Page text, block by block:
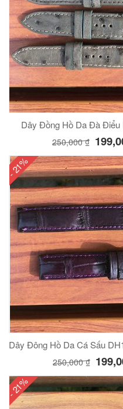
Dây Đồng Hồ Da Đà Điểu
250,000₫
- 21%
Dây Đông Hồ Da Cá Sấu
250,000₫
- 21%